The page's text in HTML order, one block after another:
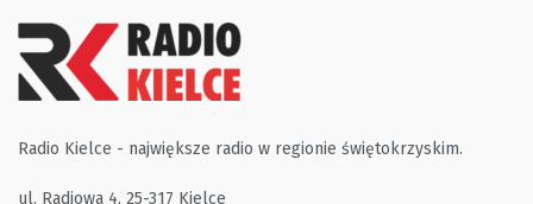
Radio Kielce - największe radio w regionie świętokrzyskim.
ul. Radiowa 4, 25-317 Kielce